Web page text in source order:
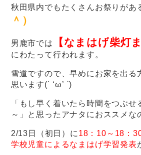
秋田県内でもたくさんお祭りがあ
＾）
男鹿市では 【なまはげ柴灯
にわたって行われます。
雪道ですので、早めにお家を出る
思います(´ ‘ω’ `)
「もし早く着いたら時間をつぶせ
～」と思ったアナタにおススメな
2/13日（初日）に18：10～18：
学校児童によるなまはげ学習発表